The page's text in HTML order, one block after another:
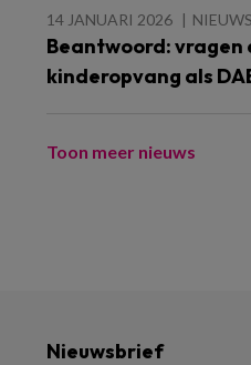
14 JANUARI 2026 NIEUWS
Beantwoord: vragen
kinderopvang als
Toon meer nieuws
Nieuwsbrief